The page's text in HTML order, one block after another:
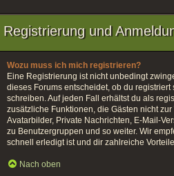
Registrierung und
Wozu muss ich mich registrieren?
Eine Registrierung ist nicht unbedingt
dieses Forums entscheidet, ob du registriert
schreiben. Auf jeden Fall erhältst du als
zusätzliche Funktionen, die Gästen nicht
Avatarbilder, Private Nachrichten, E-Mail-
zu Benutzergruppen und so weiter. Wir
schnell erledigt ist und dir zahlreiche
Nach oben